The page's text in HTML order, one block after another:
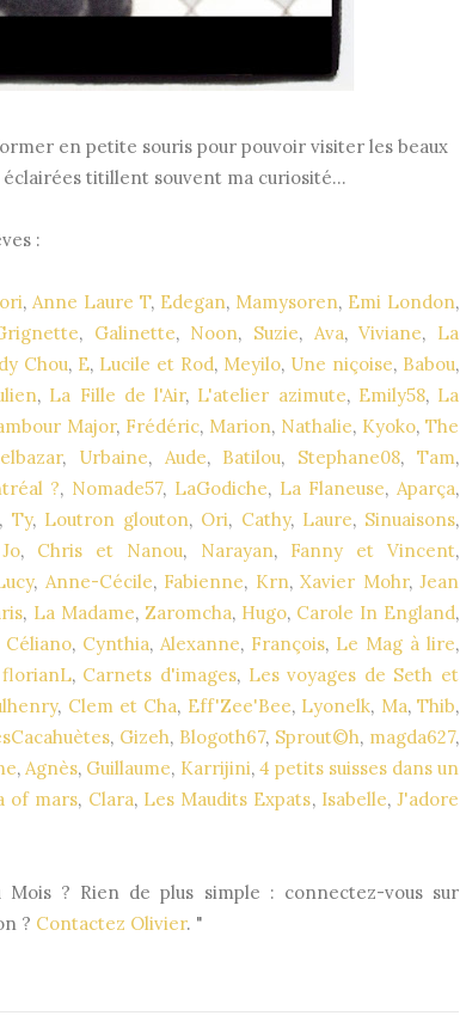
en petite souris pour pouvoir visiter les beaux
titillent souvent ma curiosité...
:
, Anne Laure T, Edegan, Mamysoren, Emi London,
, Galinette, Noon, Suzie, Ava,Viviane, La
Chou, E, Lucile et Rod, Meyilo, Une niçoise, Babou,
, La Fille de l'Air, L'atelier azimute, Emily58, La
Major, Frédéric, Marion, Nathalie, Kyoko, The
, Urbaine, Aude, Batilou, Stephane08,Tam,
?, Nomade57, LaGodiche, La Flaneuse,Aparça,
, Ty, Loutron glouton, Ori, Cathy, Laure, Sinuaisons,
, Chris et Nanou, Narayan, Fanny et Vincent,
, Anne-Cécile, Fabienne, Krn,Xavier Mohr,Jean
, La Madame, Zaromcha, Hugo, Carole In England,
Céliano, Cynthia, Alexanne, François, Le Mag à lire,
florianL, Carnets d'images, Les voyages de Seth et
, Clem et Cha, Eff'Zee'Bee, Lyonelk, Ma,Thib,
, Gizeh, Blogoth67, Sprout©h, magda627,
,Agnès, Guillaume, Karrijini, 4 petits suisses dans un
of mars, Clara, Les Maudits Expats, Isabelle,J'adore
? Rien de plus simple : connectez-vous sur
? Contactez Olivier. "